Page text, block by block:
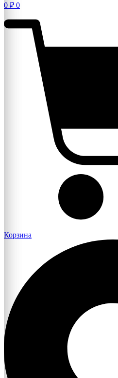
0 ₽ 0
Корзина